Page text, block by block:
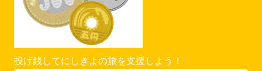
投げ銭してにしきよの旅を支援しよう！